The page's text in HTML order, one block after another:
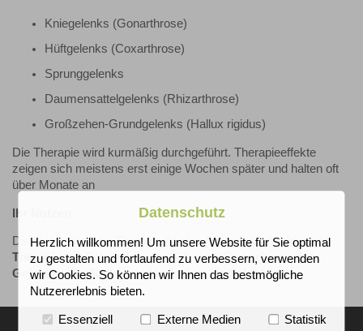
Kniegelenks (Gonarthrose)
Hüftgelenks (Coxarthrose)
Sprunggelenks
Daumensattelgelenks (Rhizarthrose)
Großzehen-Grundgelenks (Hallux rigidus)
Die Therapie wird kurmäßig durchgeführt. Therapieeffekte
zeigen sich meistens erst einige Wochen später und halten oft
über Monate an
Ihr Nutzen
Die Hyaluronsäure-Therapie ist eine nachweislichwirksame
Therapiezur Behandlung der Arthrose. Sieverbessertdie
Gelenkbeweglichkeitund reduziert die Schmerzen.
Datenschutz
Herzlich willkommen! Um unsere Website für Sie optimal
zu gestalten und fortlaufend zu verbessern, verwenden
wir Cookies. So können wir Ihnen das bestmögliche
Nutzererlebnis bieten.
Essenziell Externe Medien Statistik